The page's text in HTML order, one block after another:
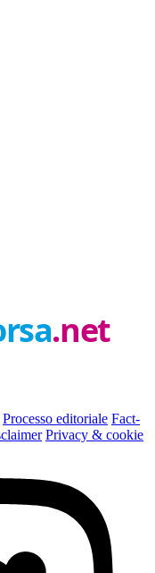
.net
Processo editoriale Fact-
Privacy & cookie